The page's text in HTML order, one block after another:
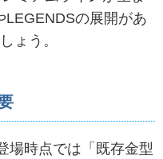
LEGENDSの展開があ
ょう。
場時点では「既存金型